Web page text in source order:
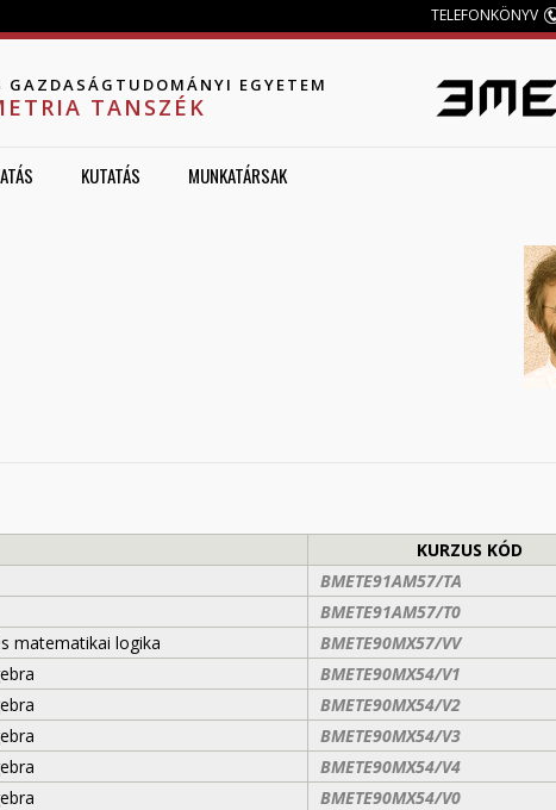
TELEFONKÖNYV
EGYETEM
TANSZÉK
KUTATÁS MUNKATÁRSAK
KURZUS KÓD
BMETE91AM57/TA
BMETE91AM57/T0
matematikai logika
BMETE90MX57/VV
BMETE90MX54/V1
BMETE90MX54/V2
BMETE90MX54/V3
BMETE90MX54/V4
BMETE90MX54/V0